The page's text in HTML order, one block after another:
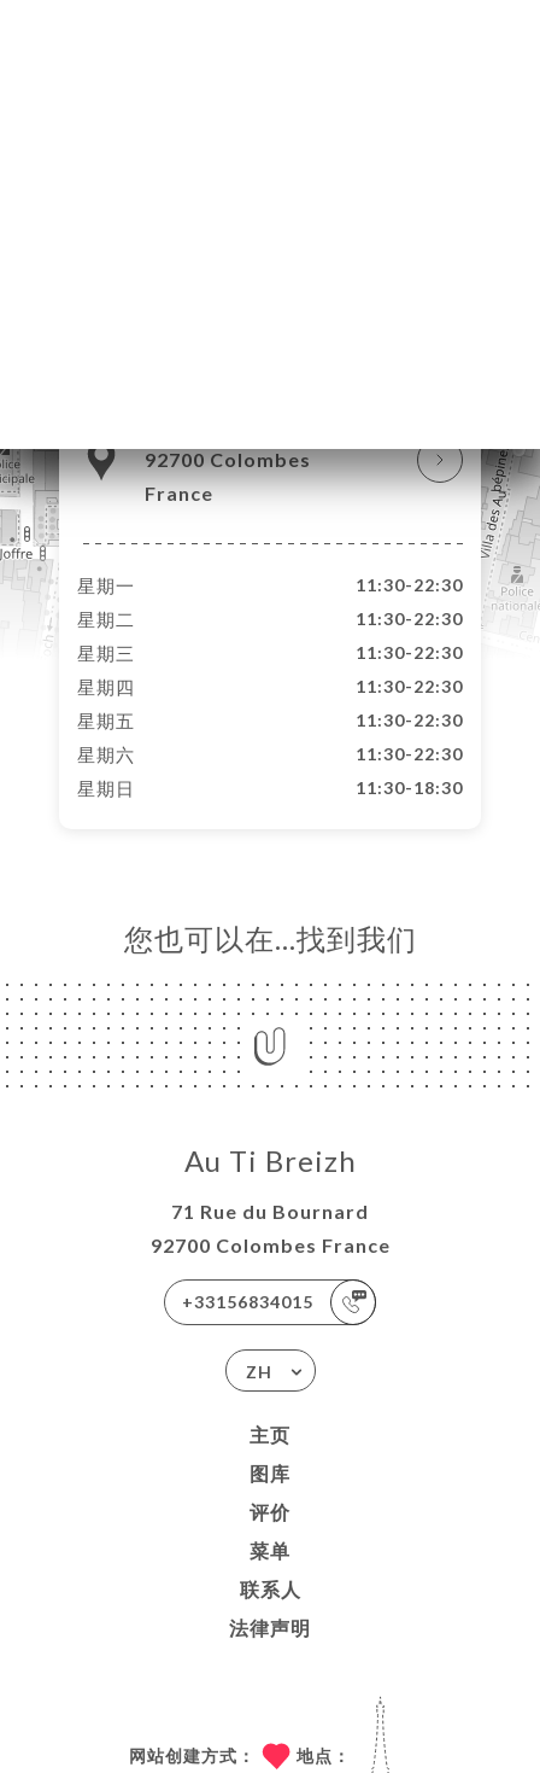
92700 Colombes
France
星期一 11:30-22:30
星期二 11:30-22:30
星期三 11:30-22:30
星期四 11:30-22:30
星期五 11:30-22:30
星期六 11:30-22:30
星期日 11:30-18:30
您也可以在…找到我们
Au Ti Breizh
71 Rue du Bournard
92700 Colombes France
+33156834015
ZH
主页
图库
评价
菜单
联系人
法律声明
网站创建方式： 地点：